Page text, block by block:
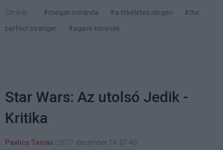
Címkék: #megan miranda #a tökéletes idegen
#the
perfect stranger
#agave könyvek
Star Wars: Az utolsó Jedik -
Kritika
Pavlics Tamás 2017 december 14. 07:40